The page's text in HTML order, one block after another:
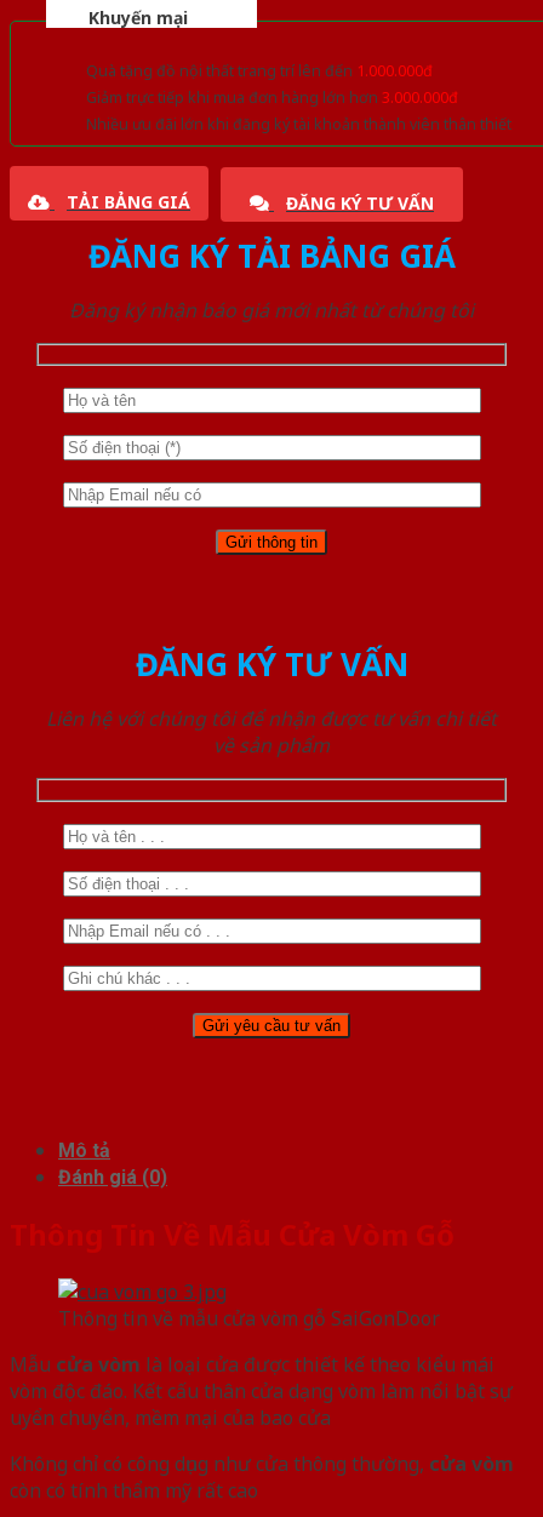
Khuyến mại
Quà tặng đồ nội thất trang trí lên đến 1.000.000đ
Giảm trực tiếp khi mua đơn hàng lớn hơn 3.000.000đ
Nhiều ưu đãi lớn khi đăng ký tài khoản thành viên thân thiết
TẢI BẢNG GIÁ ĐĂNG KÝ TƯ VẤN
ĐĂNG KÝ TẢI BẢNG GIÁ
Đăng ký nhận báo giá mới nhất từ chúng tôi
ĐĂNG KÝ TƯ VẤN
Liên hệ với chúng tôi để nhận được tư vấn chi tiết
về sản phẩm
Mô tả
Đánh giá (0)
Thông Tin Về Mẫu Cửa Vòm Gỗ
Thông tin về mẫu cửa vòm gỗ SaiGonDoor
Mẫu cửa vòm là loại cửa được thiết kế theo kiểu mái
vòm độc đáo. Kết cấu thân cửa dạng vòm làm nổi bật sự
uyển chuyển, mềm mại của bao cửa
Không chỉ có công dụng như cửa thông thường, cửa vòm
còn có tính thẩm mỹ rất cao